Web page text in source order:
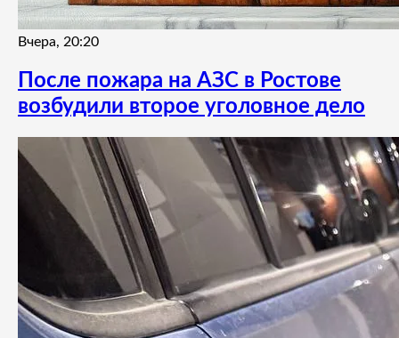
Вчера, 20:20
После пожара на АЗС в Ростове
возбудили второе уголовное дело